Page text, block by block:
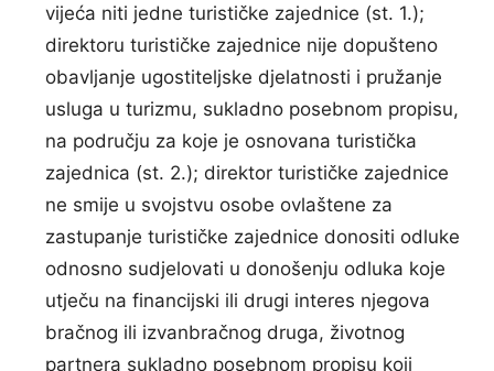
vijeća niti jedne turističke zajednice (st. 1.);
direktoru turističke zajednice nije dopušteno
obavljanje ugostiteljske djelatnosti i pružanje
usluga u turizmu, sukladno posebnom propisu,
na području za koje je osnovana turistička
zajednica (st. 2.); direktor turističke zajednice
ne smije u svojstvu osobe ovlaštene za
zastupanje turističke zajednice donositi odluke
odnosno sudjelovati u donošenju odluka koje
utječu na financijski ili drugi interes njegova
bračnog ili izvanbračnog druga, životnog
partnera sukladno posebnom propisu koji